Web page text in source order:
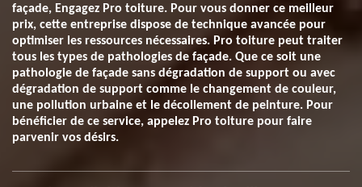
façade, Engagez Pro toiture. Pour vous donner ce meilleur
prix, cette entreprise dispose de technique avancée pour
optimiser les ressources nécessaires. Pro toiture peut traiter
tous les types de pathologies de façade. Que ce soit une
pathologie de façade sans dégradation de support ou avec
dégradation de support comme le changement de couleur,
une pollution urbaine et le décollement de peinture. Pour
bénéficier de ce service, appelez Pro toiture pour faire
parvenir vos désirs.